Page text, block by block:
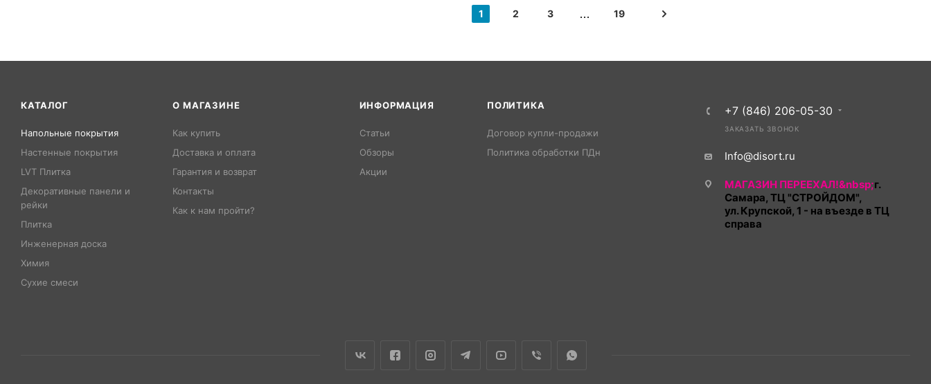
1 2 3 19
КАТАЛОГ
Напольные покрытия
Настенные покрытия
LVT Плитка
Декоративные панели и
рейки
Плитка
Инженерная доска
Химия
Сухие смеси
О МАГАЗИНЕ
Как купить
Доставка и оплата
Гарантия и возврат
Контакты
Как к нам пройти?
ИНФОРМАЦИЯ
Статьи
Обзоры
Акции
ПОЛИТИКА
Договор купли-продажи
Политика обработки ПДн
+7 (846) 206-05-30
ЗАКАЗАТЬ ЗВОНОК
Info@disort.ru
МАГАЗИН ПЕРЕЕХАЛ!&nbsp;г.
Самара, ТЦ "СТРОЙДОМ",
ул. Крупской, 1 - на въезде в ТЦ
справа